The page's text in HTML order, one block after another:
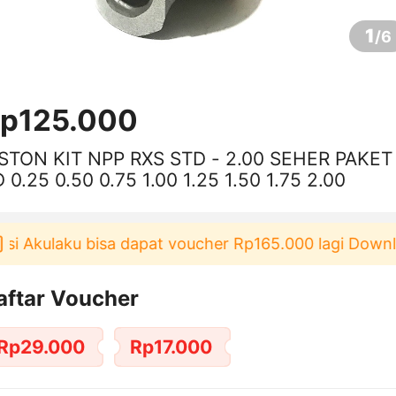
1/6
KIT NPP RXS STD - 2.00 SEHER
0.25 0.50 0.75 1.00 1.25 1.50 1.75 2.00
bisa dapat voucher Rp165.000 lagi Download
Voucher
Rp17.000